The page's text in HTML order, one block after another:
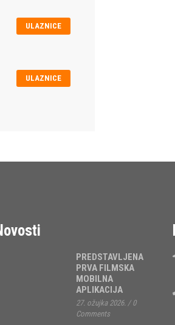
ULAZNICE
ULAZNICE
PREDSTAVLJENA
PRVA FILMSKA
MOBILNA
APLIKACIJA
27. ožujka 2026. / 0
Comments